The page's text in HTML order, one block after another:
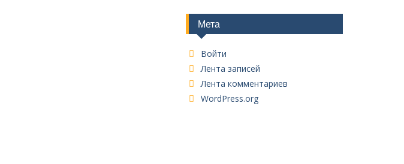
Мета
Войти
Лента записей
Лента комментариев
WordPress.org